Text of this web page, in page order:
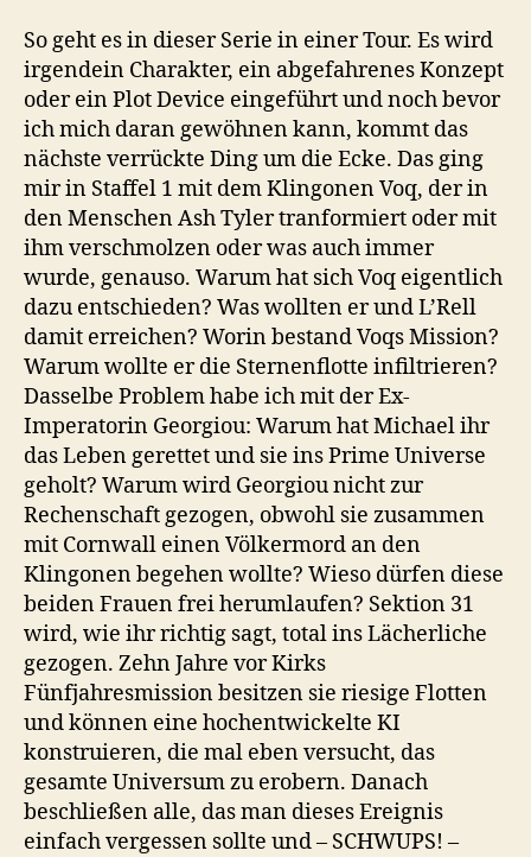
So geht es in dieser Serie in einer Tour. Es wird
irgendein Charakter, ein abgefahrenes Konzept
oder ein Plot Device eingeführt und noch bevor
ich mich daran gewöhnen kann, kommt das
nächste verrückte Ding um die Ecke. Das ging
mir in Staffel 1 mit dem Klingonen Voq, der in
den Menschen Ash Tyler tranformiert oder mit
ihm verschmolzen oder was auch immer
wurde, genauso. Warum hat sich Voq eigentlich
dazu entschieden? Was wollten er und L’Rell
damit erreichen? Worin bestand Voqs Mission?
Warum wollte er die Sternenflotte infiltrieren?
Dasselbe Problem habe ich mit der Ex-
Imperatorin Georgiou: Warum hat Michael ihr
das Leben gerettet und sie ins Prime Universe
geholt? Warum wird Georgiou nicht zur
Rechenschaft gezogen, obwohl sie zusammen
mit Cornwall einen Völkermord an den
Klingonen begehen wollte? Wieso dürfen diese
beiden Frauen frei herumlaufen? Sektion 31
wird, wie ihr richtig sagt, total ins Lächerliche
gezogen. Zehn Jahre vor Kirks
Fünfjahresmission besitzen sie riesige Flotten
und können eine hochentwickelte KI
konstruieren, die mal eben versucht, das
gesamte Universum zu erobern. Danach
beschließen alle, das man dieses Ereignis
einfach vergessen sollte und – SCHWUPS! –